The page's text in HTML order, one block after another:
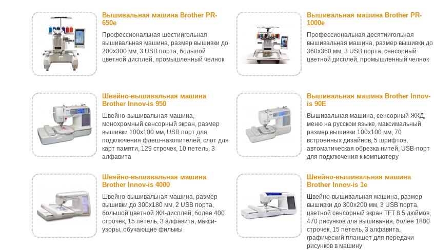
Вышивальная машина Brother PR-
650e
Профессиональная шестиигольная
вышивальная машина, размер вышивки до
200x300 мм, 3 USB порта, большой
цветной дисплей, промышленный челнок
Вышивальная машина Brother PR-
1000e
Профессиональная десятиигольная
вышивальная машина, размер вышивки до
360x360 мм, 3 USB порта, cенсорный
цветной дисплей, промышленный челнок
Швейно-вышивальная машина
Brother Innov-is 950
Швейно-вышивальная машина,
монохромный сенсорный экран, размер
вышивки 100x100 мм, USB порт для
подключения флеш-накопителей, слот для
карт памяти, 129 строчек, 10 петель, 3
алфавита
Вышивальная машина Brother Innov-
is 90E
Вышивальная машина, сенсорный ЖКД,
меню на русском языке, максимальный
размер вышивки 100x100 мм, 70
встроенных дизайнов, 5 шрифтов,
автоматическая обрезка нитей, USB-порт
для подключения к компьютеру
Швейно-вышивальная машина
Brother Innov-is 4000
Швейно-вышивальная машина, размер
вышивки до 300x180 мм, 2 USB порта,
большой цветной ЖК-дисплей, более 400
строчек, 15 петель, 3 алфавита, макси-
узоры, обучающие фильмы
Швейно-вышивальная машина
Brother Innov-is 1e
Швейно-вышивальная машина, размер
вышивки до 300x200 мм, 3 USB порта,
цветной сенсорный экран TFT 8,5 дюймов,
470 рисунков для вышивания, более 1800
строчек, 15 петель, 3 алфавита,
графический планшет для передачи
рисунков в машину